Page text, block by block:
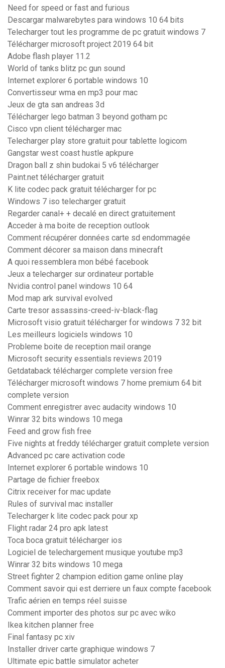
Need for speed or fast and furious
Descargar malwarebytes para windows 10 64 bits
Telecharger tout les programme de pc gratuit windows 7
Télécharger microsoft project 2019 64 bit
Adobe flash player 11.2
World of tanks blitz pc gun sound
Internet explorer 6 portable windows 10
Convertisseur wma en mp3 pour mac
Jeux de gta san andreas 3d
Télécharger lego batman 3 beyond gotham pc
Cisco vpn client télécharger mac
Telecharger play store gratuit pour tablette logicom
Gangstar west coast hustle apkpure
Dragon ball z shin budokai 5 v6 télécharger
Paint.net télécharger gratuit
K lite codec pack gratuit télécharger for pc
Windows 7 iso telecharger gratuit
Regarder canal+ + decalé en direct gratuitement
Acceder à ma boite de reception outlook
Comment récupérer données carte sd endommagée
Comment décorer sa maison dans minecraft
A quoi ressemblera mon bébé facebook
Jeux a telecharger sur ordinateur portable
Nvidia control panel windows 10 64
Mod map ark survival evolved
Carte tresor assassins-creed-iv-black-flag
Microsoft visio gratuit télécharger for windows 7 32 bit
Les meilleurs logiciels windows 10
Probleme boite de reception mail orange
Microsoft security essentials reviews 2019
Getdataback télécharger complete version free
Télécharger microsoft windows 7 home premium 64 bit
complete version
Comment enregistrer avec audacity windows 10
Winrar 32 bits windows 10 mega
Feed and grow fish free
Five nights at freddy télécharger gratuit complete version
Advanced pc care activation code
Internet explorer 6 portable windows 10
Partage de fichier freebox
Citrix receiver for mac update
Rules of survival mac installer
Telecharger k lite codec pack pour xp
Flight radar 24 pro apk latest
Toca boca gratuit télécharger ios
Logiciel de telechargement musique youtube mp3
Winrar 32 bits windows 10 mega
Street fighter 2 champion edition game online play
Comment savoir qui est derriere un faux compte facebook
Trafic aérien en temps réel suisse
Comment importer des photos sur pc avec wiko
Ikea kitchen planner free
Final fantasy pc xiv
Installer driver carte graphique windows 7
Ultimate epic battle simulator acheter